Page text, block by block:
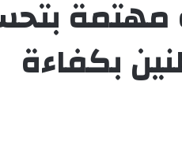
مهتمة
بكفاءة